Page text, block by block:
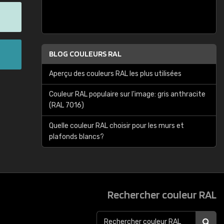
BLOG COULEURS RAL
Aperçu des couleurs RAL les plus utilisées
Couleur RAL populaire sur l'image: gris anthracite
(RAL 7016)
Quelle couleur RAL choisir pour les murs et
plafonds blancs?
Rechercher couleur RAL